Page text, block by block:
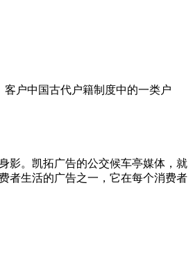
户中国古代户籍制度中的一类户
影。凯拓广告的公交候车亭媒体，就
者生活的广告之一，它在每个消费者